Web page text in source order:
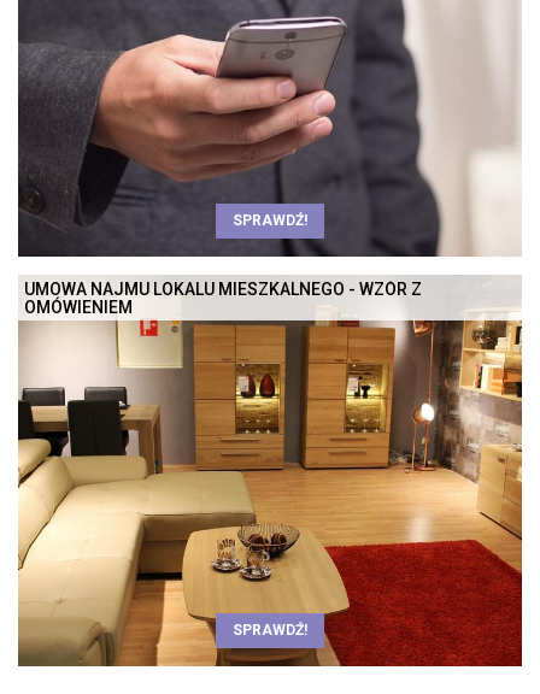
SPRAWDŹ!
UMOWA NAJMU LOKALU MIESZKALNEGO - WZÓR Z
OMÓWIENIEM
SPRAWDŹ!